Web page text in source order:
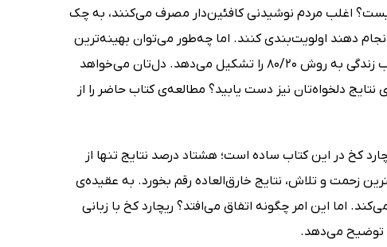
اغلب مردم نوشیدنی کافئین‌دار مصرف می‌کنند، به چک
دهند اولویت‌بندی کنند. اما چه‌طور می‌توان بهینه‌ترین
روش را برای اولویت‌بندی کارها انتخاب کرد؟ پاسخ به این سؤال موضوع کتاب زندگی به روش 80/20 را تشکیل می‌دهد. دل‌تان می‌خواهد
دلخواه‌تان نیز دست یابید؟ مطالعه‌ی کتاب حاضر را از
کخ در این کتاب ساده است؛ هشتاد درصد نتایج تنها از
هدف روش 80/20 این است که با کمترین زحمت و تلاش، نتایج خارق‌العاده رقم بخورد. به عقیده‌ی
اما این امر چگونه اتفاق می‌افتد؟ ریچارد کخ با زبانی